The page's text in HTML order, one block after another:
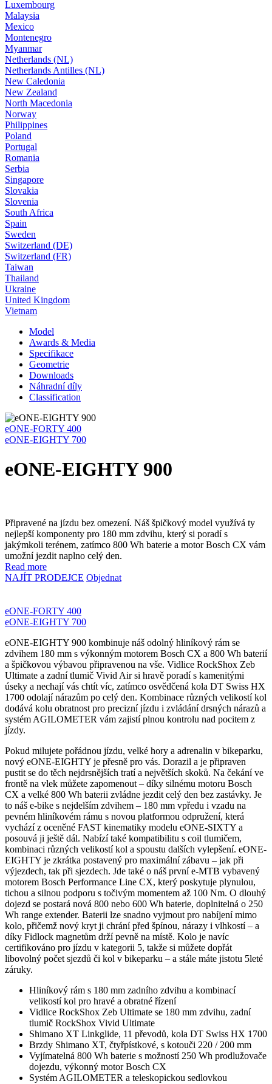
Luxembourg
Malaysia
Mexico
Montenegro
Myanmar
Netherlands (NL)
Netherlands Antilles (NL)
New Caledonia
New Zealand
North Macedonia
Norway
Philippines
Poland
Portugal
Romania
Serbia
Singapore
Slovakia
Slovenia
South Africa
Spain
Sweden
Switzerland (DE)
Switzerland (FR)
Taiwan
Thailand
Ukraine
United Kingdom
Vietnam
Model
Awards & Media
Specifikace
Geometrie
Downloads
Náhradní díly
Classification
eONE-FORTY 400
eONE-EIGHTY 700
eONE-EIGHTY 900
Připravené na jízdu bez omezení. Náš špičkový model využívá ty
nejlepší komponenty pro 180 mm zdvihu, který si poradí s
jakýmkoli terénem, zatímco 800 Wh baterie a motor Bosch CX vám
umožní jezdit naplno celý den.
Read more
NAJÍT PRODEJCE Objednat
eONE-FORTY 400
eONE-EIGHTY 700
eONE-EIGHTY 900 kombinuje náš odolný hliníkový rám se
zdvihem 180 mm s výkonným motorem Bosch CX a 800 Wh baterií
a špičkovou výbavou připravenou na vše. Vidlice RockShox Zeb
Ultimate a zadní tlumič Vivid Air si hravě poradí s kamenitými
úseky a nechají vás chtít víc, zatímco osvědčená kola DT Swiss HX
1700 odolají nárazům po celý den. Kombinace různých velikostí kol
dodává kolu obratnost pro precizní jízdu i zvládání drsných nárazů a
systém AGILOMETER vám zajistí plnou kontrolu nad pocitem z
jízdy.
Pokud milujete pořádnou jízdu, velké hory a adrenalin v bikeparku,
nový eONE-EIGHTY je přesně pro vás. Dorazil a je připraven
pustit se do těch nejdrsnějších tratí a největších skoků. Na čekání ve
frontě na vlek můžete zapomenout – díky silnému motoru Bosch
CX a velké 800 Wh baterii zvládne jezdit celý den bez zastávky. Je
to náš e-bike s nejdelším zdvihem – 180 mm vpředu i vzadu na
pevném hliníkovém rámu s novou platformou odpružení, která
vychází z oceněné FAST kinematiky modelu eONE-SIXTY a
posouvá ji ještě dál. Nabízí také kompatibilitu s coil tlumičem,
kombinaci různých velikostí kol a spoustu dalších vylepšení. eONE-
EIGHTY je zkrátka postavený pro maximální zábavu – jak při
výjezdech, tak při sjezdech. Jde také o náš první e-MTB vybavený
motorem Bosch Performance Line CX, který poskytuje plynulou,
tichou a silnou podporu s točivým momentem až 100 Nm. O dlouhý
dojezd se postará nová 800 nebo 600 Wh baterie, doplnitelná o 250
Wh range extender. Baterii lze snadno vyjmout pro nabíjení mimo
kolo, přičemž nový kryt ji chrání před špínou, nárazy i vlhkostí – a
díky Fidlock magnetům drží pevně na místě. Kolo je navíc
certifikováno pro jízdu v kategorii 5, takže si můžete dopřát
libovolný počet sjezdů či kol v bikeparku – a stále máte jistotu 5leté
záruky.
Hliníkový rám s 180 mm zadního zdvihu a kombinací
velikostí kol pro hravé a obratné řízení
Vidlice RockShox Zeb Ultimate se 180 mm zdvihu, zadní
tlumič RockShox Vivid Ultimate
Shimano XT Linkglide, 11 převodů, kola DT Swiss HX 1700
Brzdy Shimano XT, čtyřpístkové, s kotouči 220 / 200 mm
Vyjímatelná 800 Wh baterie s možností 250 Wh prodlužovače
dojezdu, výkonný motor Bosch CX
Systém AGILOMETER a teleskopickou sedlovkou